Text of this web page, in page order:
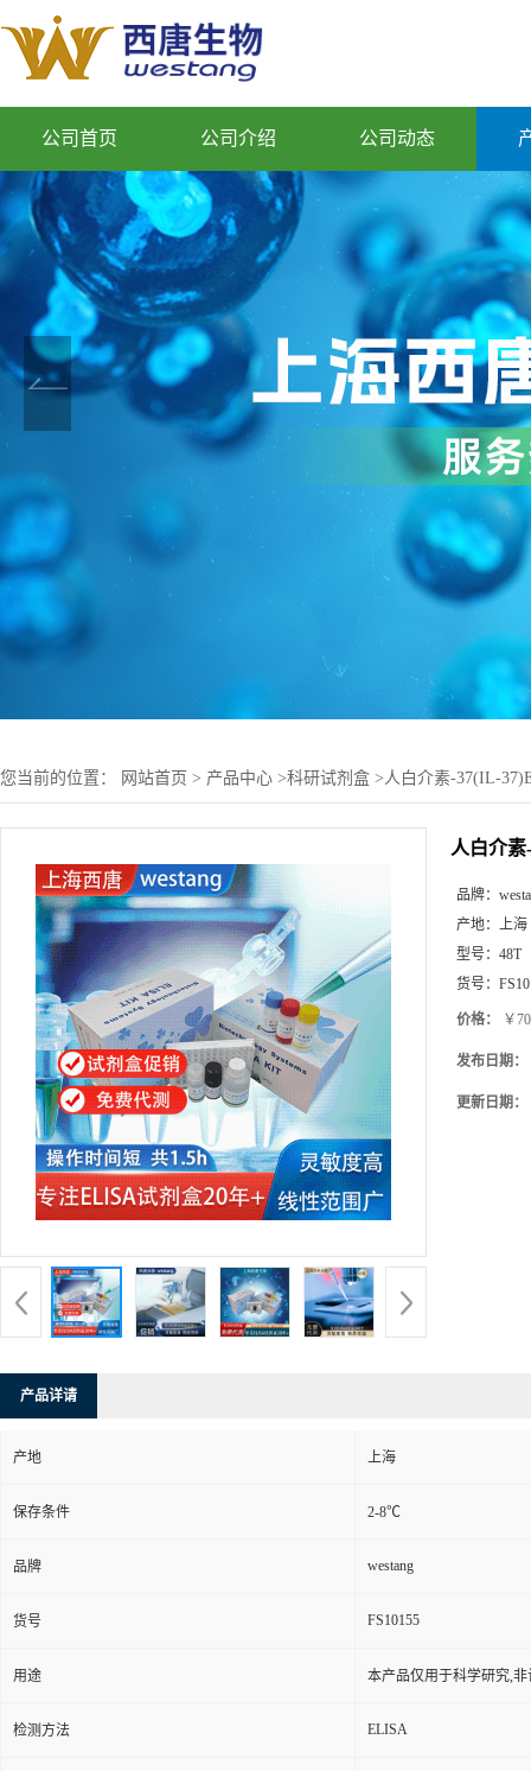
公司首页 公司介绍 公司动态
您当前的位置： 网站首页 > 产品中心 >科研试剂盒 >人白介素-37(IL-
人白介
品牌：
产地： 上海
型号： 48T
货号：
价格： ￥
发布日期：
更新日期：
产品详请
产地 上海
保存条件 2-8℃
品牌 westang
货号 FS10155
用途 本产品仅用于科学研究,
检测方法 ELISA